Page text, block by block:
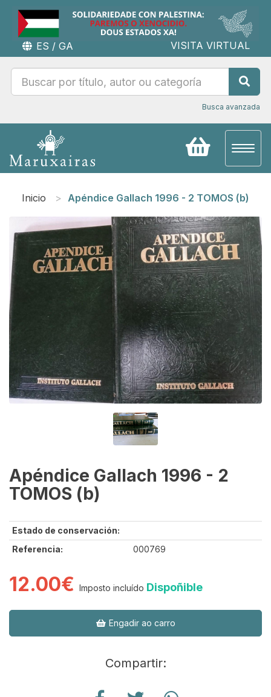
ES / GA VISITA VIRTUAL
Busca avanzada
Inicio Apéndice Gallach 1996 - 2 TOMOS (b)
Apéndice Gallach 1996 - 2
TOMOS (b)
Estado de conservación:
Referencia:
000769
12.00€ Imposto incluído Dispoñible
Engadir ao carro
Compartir: